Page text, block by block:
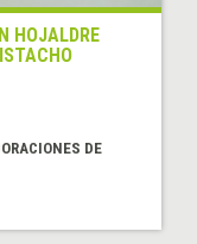
HOJALDRE
DE